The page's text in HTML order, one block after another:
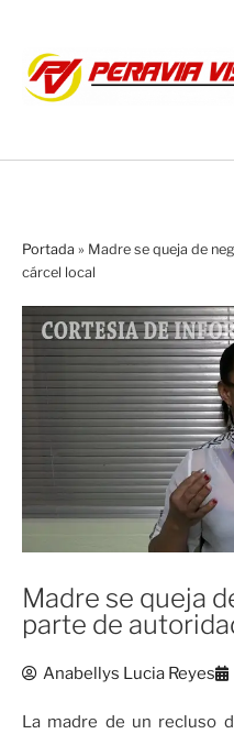
Portada » Madre se queja de
cárcel local
Madre se queja
parte de
Anabellys Lucia Reyes
La madre de un recluso